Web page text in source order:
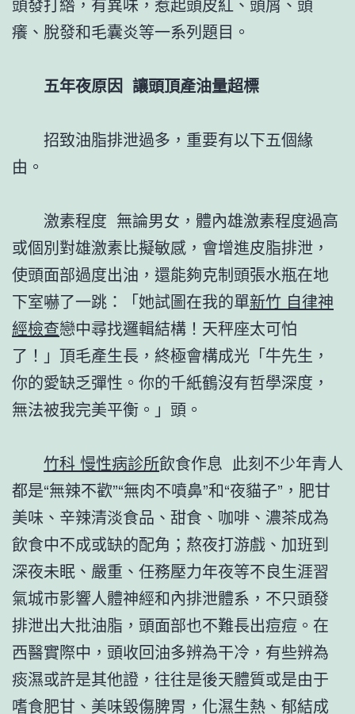
癢、脫發和毛囊炎等一系列題目。
五年夜原因 讓頭頂產油量超標
招致油脂排泄過多，重要有以下五個緣
由。
激素程度 無論男女，體內雄激素程度過高
或個別對雄激素比擬敏感，會增進皮脂排泄，
使頭面部過度出油，還能夠克制頭張水瓶在地
下室嚇了一跳：「她試圖在我的單新竹 自律神
經檢查戀中尋找邏輯結構！天秤座太可怕
了！」頂毛產生長，終極會構成光「牛先生，
你的愛缺乏彈性。你的千紙鶴沒有哲學深度，
無法被我完美平衡。」頭。
竹科 慢性病診所飲食作息 此刻不少年青人
都是“無辣不歡”“無肉不噴鼻”和“夜貓子”，肥甘
美味、辛辣清淡食品、甜食、咖啡、濃茶成為
飲食中不成或缺的配角；熬夜打游戲、加班到
深夜未眠、嚴重、任務壓力年夜等不良生涯習
氣城市影響人體神經和內排泄體系，不只頭發
排泄出大批油脂，頭面部也不難長出痘痘。在
西醫實際中，頭收回油多辨為干冷，有些辨為
痰濕或許是其他證，往往是後天體質或是由于
嗜食肥甘、美味毀傷脾胃，化濕生熱、郁結成